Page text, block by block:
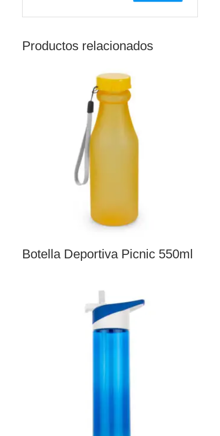
Productos relacionados
Botella Deportiva Picnic 550ml